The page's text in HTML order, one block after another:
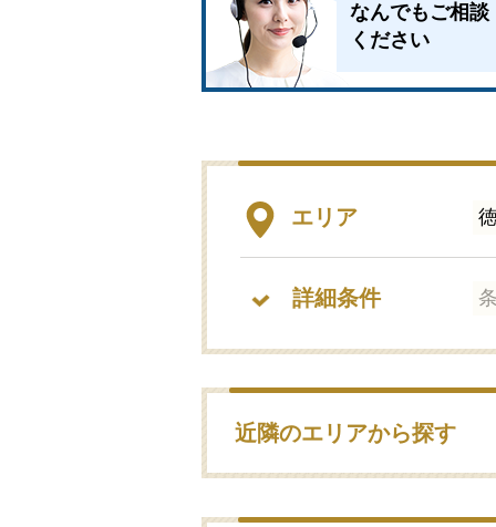
なんでもご相談
ください
エリア
詳細条件
近隣のエリアから探す